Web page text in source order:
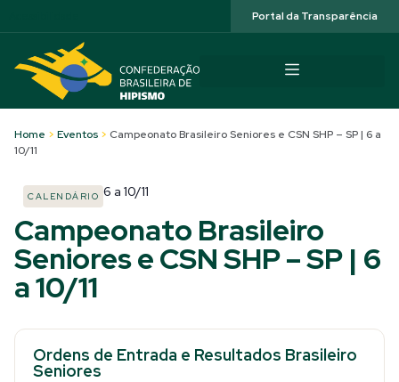
Portal da Transparência
Home > Eventos > Campeonato Brasileiro Seniores e CSN SHP – SP | 6 a
10/11
CALENDÁRIO 6 a 10/11
Campeonato Brasileiro
Seniores e CSN SHP – SP | 6
a 10/11
Ordens de Entrada e Resultados Brasileiro
Seniores